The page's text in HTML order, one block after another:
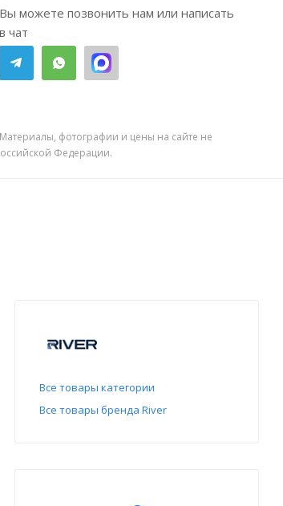
Вы можете позвонить нам или написать
в чат
фотографии и цены на сайте не
Федерации.
Все товары категории
Все товары бренда River